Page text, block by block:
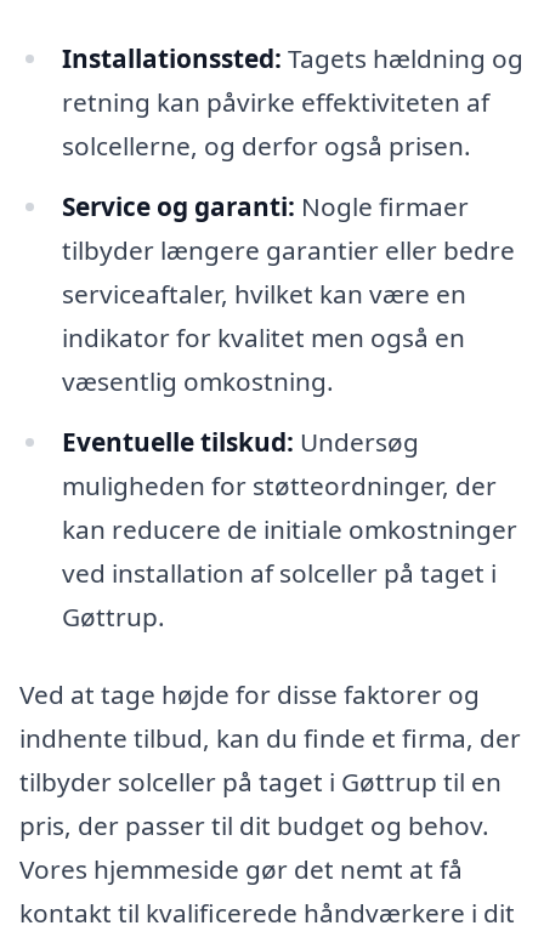
Installationssted: Tagets hældning og
retning kan påvirke effektiviteten af
solcellerne, og derfor også prisen.
Service og garanti: Nogle firmaer
tilbyder længere garantier eller bedre
serviceaftaler, hvilket kan være en
indikator for kvalitet men også en
væsentlig omkostning.
Eventuelle tilskud: Undersøg
muligheden for støtteordninger, der
kan reducere de initiale omkostninger
ved installation af solceller på taget i
Gøttrup.
Ved at tage højde for disse faktorer og
indhente tilbud, kan du finde et firma, der
tilbyder solceller på taget i Gøttrup til en
pris, der passer til dit budget og behov.
Vores hjemmeside gør det nemt at få
kontakt til kvalificerede håndværkere i dit